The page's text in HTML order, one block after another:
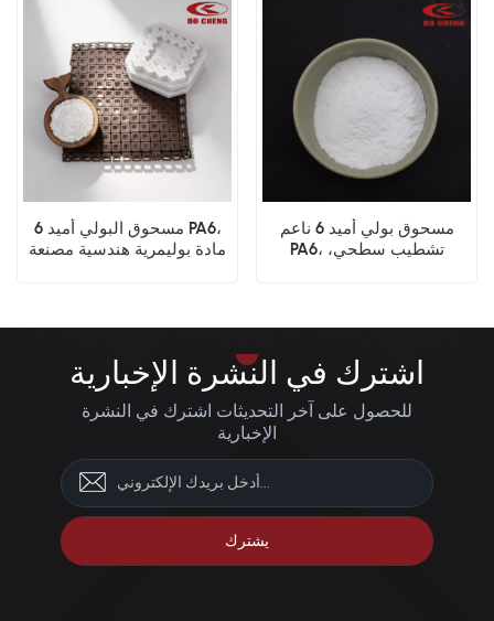
مسحوق البولي أميد 6 PA6،
مادة بوليمرية هندسية مصنعة
مسحوق بولي أميد 6 ناعم
PA6، تشطيب سطحي،
اشترك في النشرة الإخبارية
للحصول على آخر التحديثات اشترك في النشرة
الإخبارية